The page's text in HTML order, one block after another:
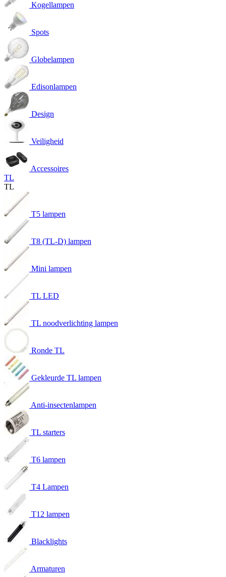
Kogellampen
Spots
Globelampen
Edisonlampen
Design
Veiligheid
Accessoires
TL
TL
T5 lampen
T8 (TL-D) lampen
Mini lampen
TL LED
TL noodverlichting lampen
Ronde TL
Gekleurde TL lampen
Anti-insectenlampen
TL starters
T6 lampen
T4 Lampen
T12 lampen
Blacklights
Armaturen